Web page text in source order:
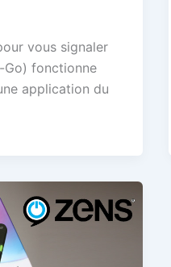
vous signaler
Go) fonctionne
application du